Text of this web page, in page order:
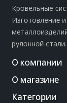
Кровельные
Изготовление
рулонной стали.
О компании
О магазине
Категории